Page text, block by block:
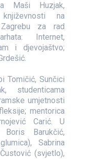
Maši Huzjak,
na
za rad
Internet,
i djevojaštvo;
Tomičić, Sunčici
studenticama
umjetnosti
mentorica
Carić. U
Barukčić,
Sabrina
(svjetlo),